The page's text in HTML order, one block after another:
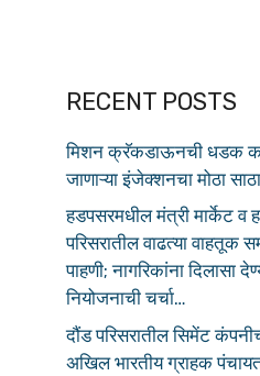
RECENT POSTS
मिशन क्रॅकडाऊनची धडक
जाणाऱ्या इंजेक्शनचा मोठा
हडपसरमधील मंत्री मार्केट व
परिसरातील वाढत्या वाहतूक
पाहणी; नागरिकांना दिलासा
नियोजनाची चर्चा…
दौंड परिसरातील सिमेंट
अखिल भारतीय ग्राहक